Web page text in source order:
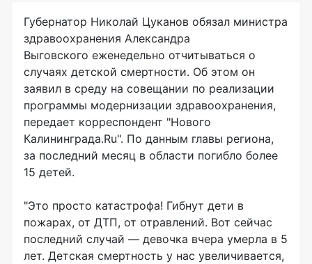
Губернатор Николай Цуканов обязал министра
здравоохранения Александра
Выговского еженедельно отчитываться о
случаях детской смертности. Об этом он
заявил в среду на совещании по реализации
программы модернизации здравоохранения,
передает корреспондент "Нового
Калининграда.Ru". По данным главы региона,
за последний месяц в области погибло более
15 детей.
"Это просто катастрофа! Гибнут дети в
пожарах, от ДТП, от отравлений. Вот сейчас
последний случай — девочка вчера умерла в 5
лет. Детская смертность у нас увеличивается,